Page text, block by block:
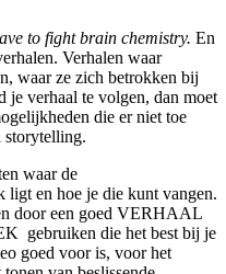
to fight brain chemistry. En
Verhalen waar
waar ze zich betrokken bij
je verhaal te volgen, dan moet
die er niet toe
storytelling.
waar de
en hoe je die kunt vangen.
door een goed VERHAAL
gebruiken die het best bij je
goed voor is, voor het